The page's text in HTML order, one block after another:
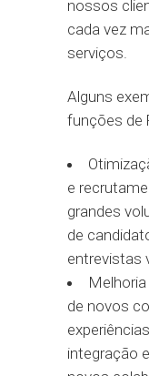
nossos
cada vez
serviços.
Alguns
funções de
e
grandes
de
entrevistas
de novos
integração e